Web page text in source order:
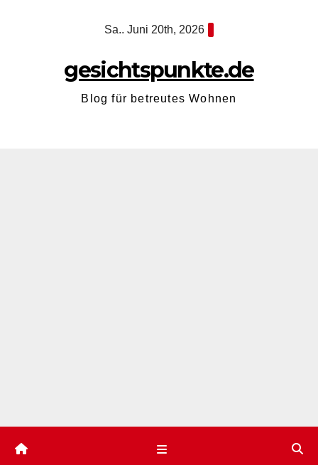
Sa.. Juni 20th, 2026
gesichtspunkte.de
Blog für betreutes Wohnen